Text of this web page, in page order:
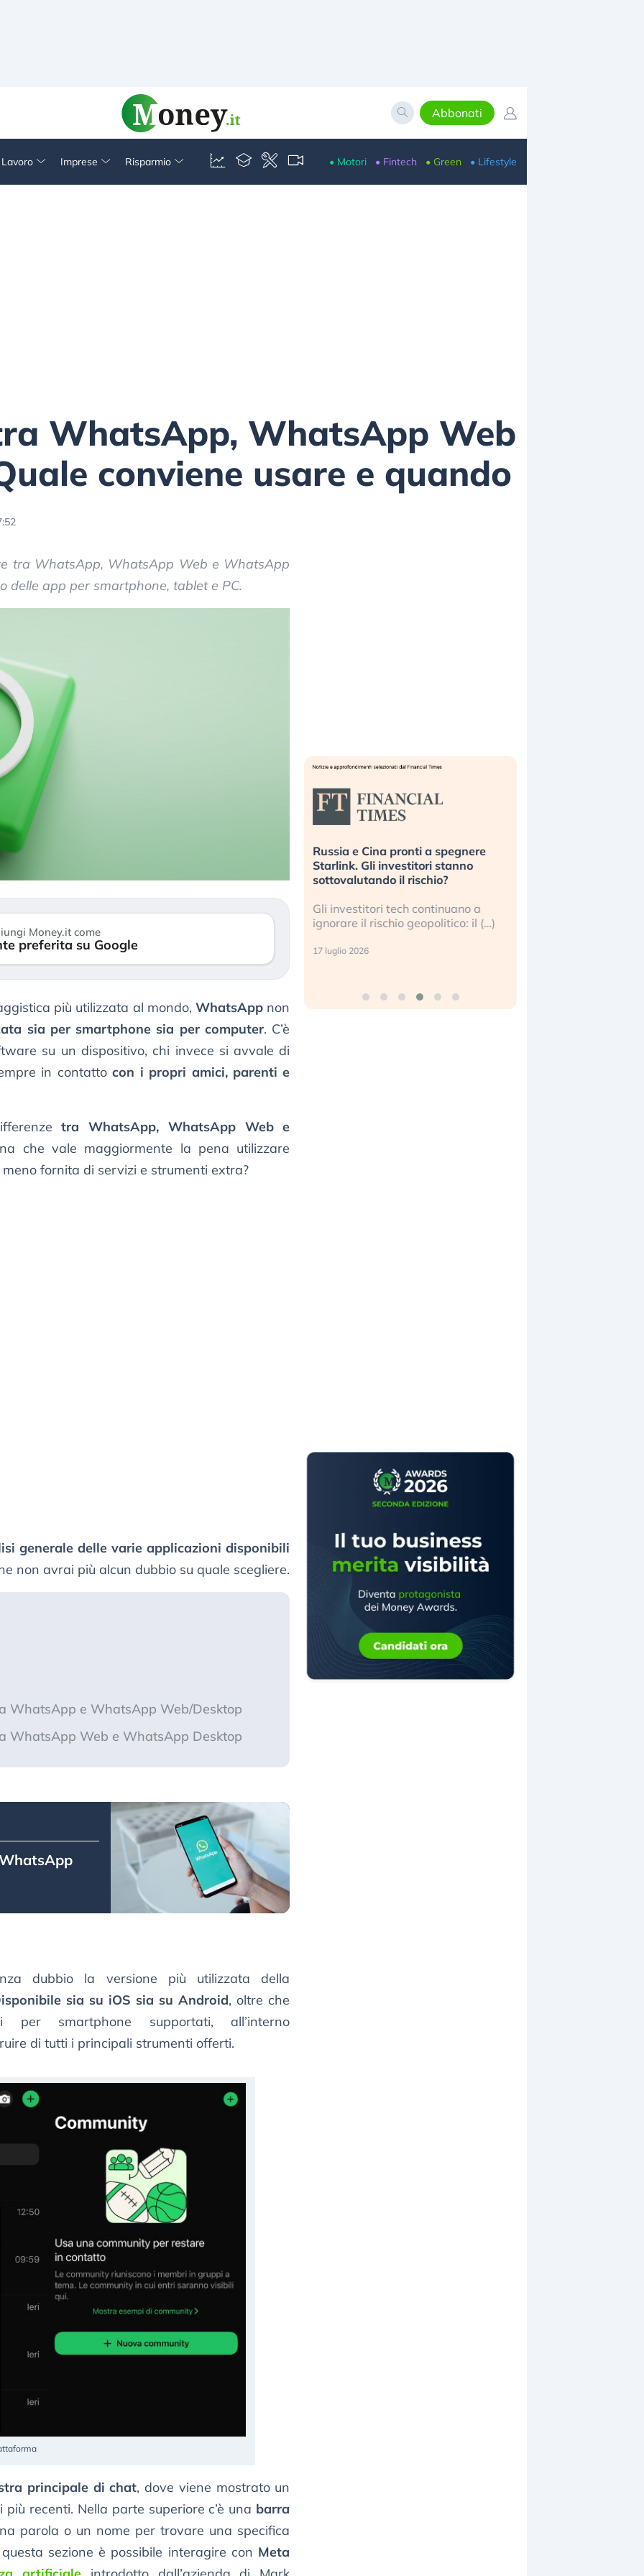
Abbonati
Imprese Risparmio • Motori • Fintech • Green • Lifestyle
WhatsApp, WhatsApp Web
conviene usare e quando
tra WhatsApp, WhatsApp Web e WhatsApp
delle app per smartphone, tablet e PC.
Money.it come
preferita su Google
più utilizzata al mondo,WhatsApp non
sia per smartphone sia per computer. C’è
su un dispositivo, chi invece si avvale di
in contattocon i propri amici, parenti e
tra WhatsApp, WhatsApp Web e
che vale maggiormente la pena utilizzare
fornita di servizi e strumenti extra?
generale delle varie applicazioni disponibili
non avrai più alcun dubbio su quale scegliere.
WhatsApp e WhatsApp Web/Desktop
WhatsApp Web e WhatsApp Desktop
dubbio la versione più utilizzata della
sia su iOS sia su Android, oltre che
smartphone supportati, all’interno
di tutti i principali strumenti offerti.
principale di chat, dove viene mostrato un
recenti. Nella parte superiore c’è una barra
parola o un nome per trovare una specifica
sezione è possibile interagire con Meta
Investitori
lo scoppio
ripetendo gli errori del 2008?
sempre più sganciata dall’economia
reale. (…)
24 luglio 2026
Russia e Cina pronti a spegnere
Starlink. Gli investitori stanno
sottovalutando il rischio?
Gli investitori tech continuano a
ignorare il rischio geopolitico: il (…)
17 luglio 2026